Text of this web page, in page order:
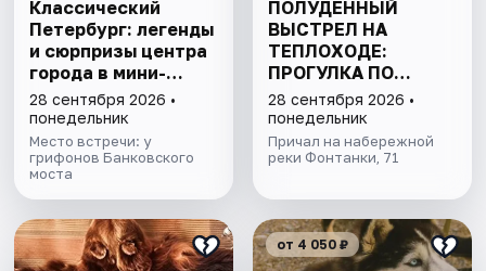
Классический
Петербург: легенды
и сюрпризы центра
города в мини-
группе
28 сентября 2026 •
понедельник
Место встречи: у
грифонов Банковского
моста
ПОЛУДЕННЫЙ
ВЫСТРЕЛ НА
ТЕПЛОХОДЕ:
ПРОГУЛКА ПО
КАНАЛАМ
ПЕТЕРБУРГА С
ДЕТЬМИ
28 сентября 2026 •
понедельник
Причал на набережной
реки Фонтанки, 71
от 4 050 ₽